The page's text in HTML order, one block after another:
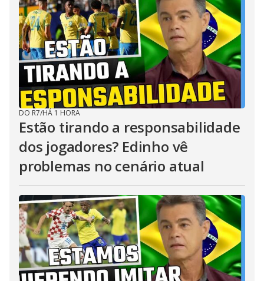
DO R7/HÁ 1 HORA
Estão tirando a responsabilidade
dos jogadores? Edinho vê
problemas no cenário atual